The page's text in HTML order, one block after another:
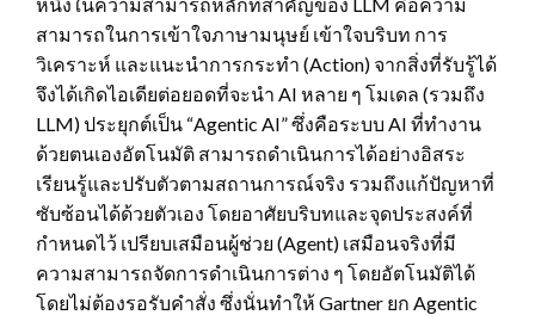
สามารถในการเข้าใจภาษามนุษย์ เข้าใจบริบท การ
วิเคราะห์ และแนะนำการกระทำ (Action) จากสิ่งที่รับรู้ได้
จึงได้เกิดไอเดียต่อยอดที่จะนำ AI หลาย ๆ โมเดล (รวมถึง
LLM) ประยุกต์เป็น “Agentic AI” ซึ่งคือระบบ AI ที่ทำงาน
ด้วยตนเองอัตโนมัติ สามารถดำเนินการได้อย่างอิสระ
เรียนรู้และปรับตัวตามสถานการณ์จริง รวมถึงแก้ปัญหาที่
ซับซ้อนได้ด้วยตัวเอง โดยอาศัยบริบทและจุดประสงค์ที่
กำหนดไว้ เปรียบเสมือนผู้ช่วย (Agent) เสมือนจริงที่มี
ความสามารถจัดการดำเนินการต่าง ๆ โดยอัตโนมัติได้
โดยไม่ต้องรอรับคำสั่ง ซึ่งนั่นทำให้ Gartner ยก Agentic